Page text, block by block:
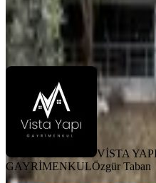
VİSTA YAPI GAYRİMENKUL
Ara
VİSTA
GAYRİMENKULÖzgür Taban